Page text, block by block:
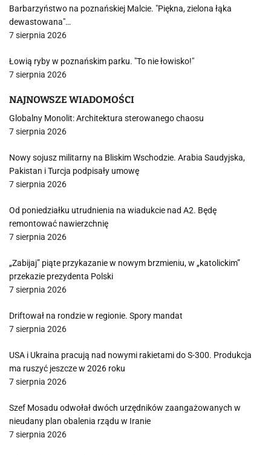
Barbarzyństwo na poznańskiej Malcie. "Piękna, zielona łąka
dewastowana"…
7 sierpnia 2026
Łowią ryby w poznańskim parku. "To nie łowisko!"
7 sierpnia 2026
NAJNOWSZE WIADOMOŚCI
Globalny Monolit: Architektura sterowanego chaosu
7 sierpnia 2026
Nowy sojusz militarny na Bliskim Wschodzie. Arabia Saudyjska,
Pakistan i Turcja podpisały umowę
7 sierpnia 2026
Od poniedziałku utrudnienia na wiadukcie nad A2. Będę
remontować nawierzchnię
7 sierpnia 2026
„Zabijaj” piąte przykazanie w nowym brzmieniu, w „katolickim”
przekazie prezydenta Polski
7 sierpnia 2026
Driftował na rondzie w regionie. Spory mandat
7 sierpnia 2026
USA i Ukraina pracują nad nowymi rakietami do S-300. Produkcja
ma ruszyć jeszcze w 2026 roku
7 sierpnia 2026
Szef Mosadu odwołał dwóch urzędników zaangażowanych w
nieudany plan obalenia rządu w Iranie
7 sierpnia 2026